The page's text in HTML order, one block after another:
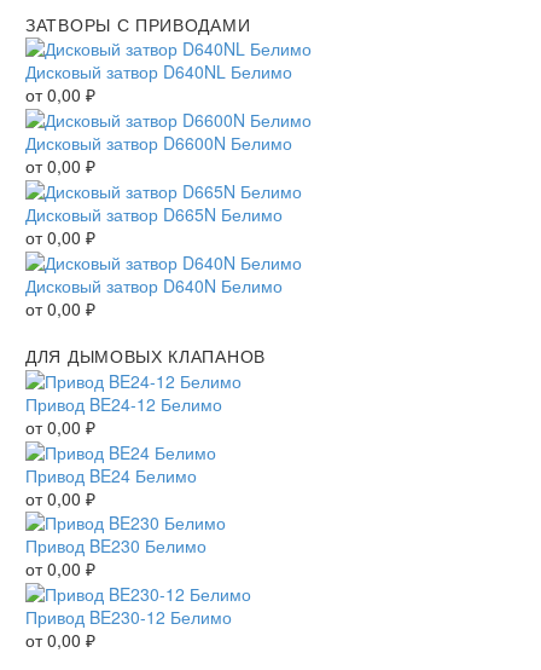
ЗАТВОРЫ С ПРИВОДАМИ
Дисковый затвор D640NL Белимо
от0,00 ₽
Дисковый затвор D6600N Белимо
от0,00 ₽
Дисковый затвор D665N Белимо
от0,00 ₽
Дисковый затвор D640N Белимо
от0,00 ₽
ДЛЯ ДЫМОВЫХ КЛАПАНОВ
Привод BE24-12 Белимо
от0,00 ₽
Привод BE24 Белимо
от0,00 ₽
Привод BE230 Белимо
от0,00 ₽
Привод BE230-12 Белимо
от0,00 ₽